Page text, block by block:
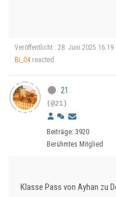
Veröffentlicht : 28. Juni 2025 16:19
Bi_04 reacted
21
(@21)
Beiträge: 3920
Berühmtes Mitglied
Klasse Pass von Ayhan zu